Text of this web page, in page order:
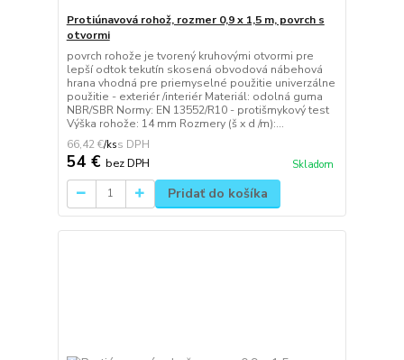
Protiúnavová rohož, rozmer 0,9 x 1,5 m, povrch s
otvormi
povrch rohože je tvorený kruhovými otvormi pre
lepší odtok tekutín skosená obvodová nábehová
hrana vhodná pre priemyselné použitie univerzálne
použitie - exteriér /interiér Materiál: odolná guma
NBR/SBR Normy: EN 13552/R10 - protišmykový test
Výška rohože: 14 mm Rozmery (š x d /m):...
66,42 €/ks
54 € bez DPH Skladom
Pridať do košíka